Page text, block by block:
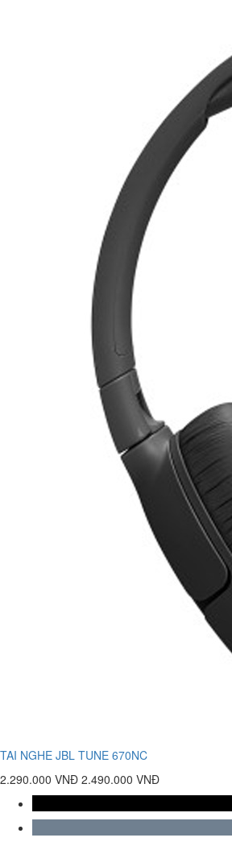
TAI NGHE JBL TUNE 670NC
2.290.000 VNĐ 2.490.000 VNĐ